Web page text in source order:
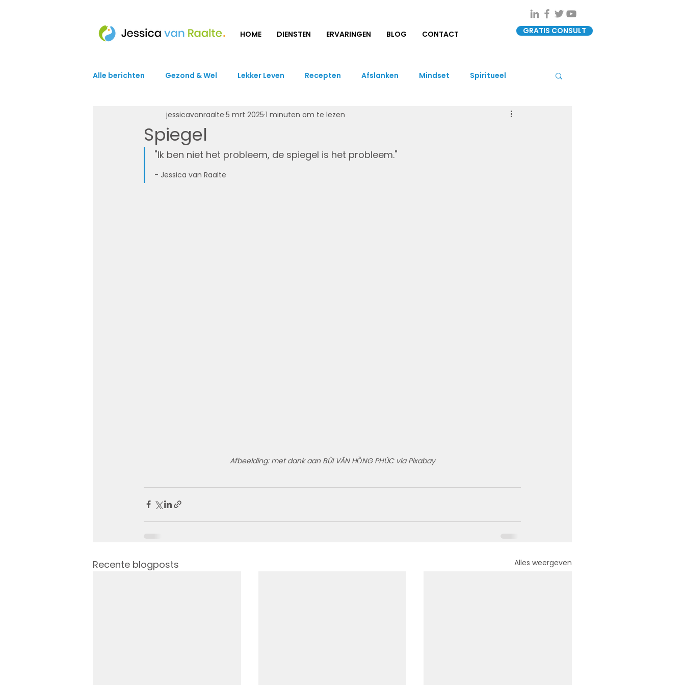
HOME DIENSTEN ERVARINGEN BLOG CONTACT GRATIS CONSULT
Alle berichten Gezond & Wel Lekker Leven Recepten Afslanken Mindset Spiritueel
Spiegel
jessicavanraalte 5 mrt 2025 1 minuten om te lezen
"Ik ben niet het probleem, de spiegel is het probleem."
- Jessica van Raalte
Afbeelding: met dank aan BÙI VĂN HỒNG PHÚC via Pixabay
Recente blogposts Alles weergeven